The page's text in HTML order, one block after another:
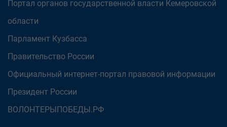
Портал органов государственной власти Кемеровской
области
Парламент Кузбасса
Правительство России
Официальный интернет-портал правовой информации
Президент России
ВОЛОНТЕРЫПОБЕДЫ.РФ